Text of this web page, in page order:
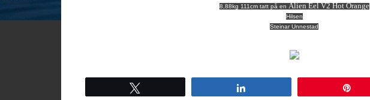
8,88kg 111cm tatt på en Alien Eel V2 Hot Orange
Hilsen
Steinar Unnestad